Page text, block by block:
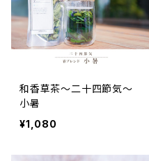
和香草茶～二十四節気～
小暑
¥1,080